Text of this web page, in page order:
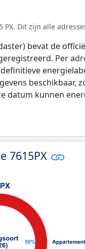
Dit zijn alle
bevat de
Per
beschikbaar,
datum kunnen
7615PX